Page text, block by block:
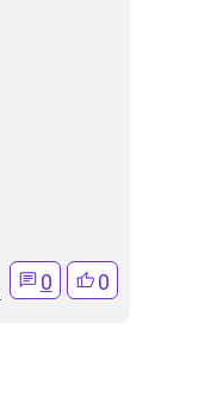
0 0